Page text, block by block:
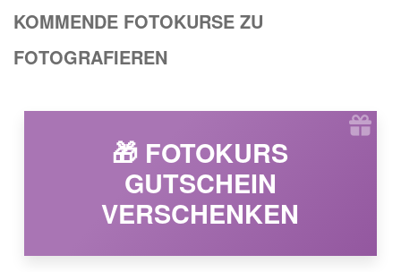
KOMMENDE FOTOKURSE ZU
FOTOGRAFIEREN
🎁 FOTOKURS
GUTSCHEIN
VERSCHENKEN